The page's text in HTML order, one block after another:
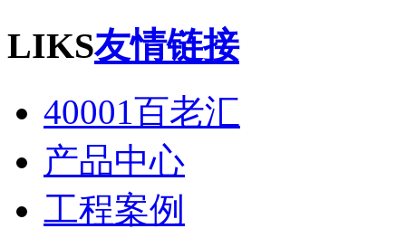
LIKS友情链接
40001百老汇
产品中心
工程案例